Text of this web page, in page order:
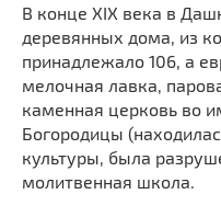
В конце XIX века в
деревянных дома, из
принадлежало 106, а
мелочная лавка,
каменная церковь во
Богородицы
культуры, была
молитвенная школа.